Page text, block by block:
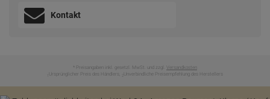
Kontakt
* Preisangaben inkl. gesetzl. MwSt. und zzgl. Versandkosten
Ursprünglicher Preis des Händlers, Unverbindliche Preisempfehlung des Herstellers